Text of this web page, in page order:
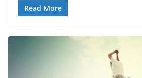
Read More